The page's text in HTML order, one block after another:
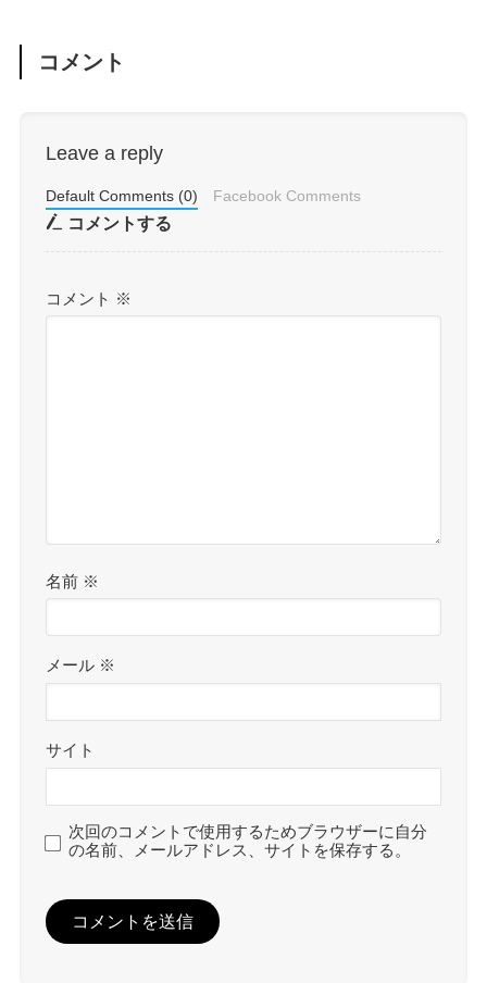
コメント
Leave a reply
Default Comments (0) Facebook Comments
コメントする
コメント ※
名前 ※
メール ※
サイト
次回のコメントで使用するためブラウザーに自分
の名前、メールアドレス、サイトを保存する。